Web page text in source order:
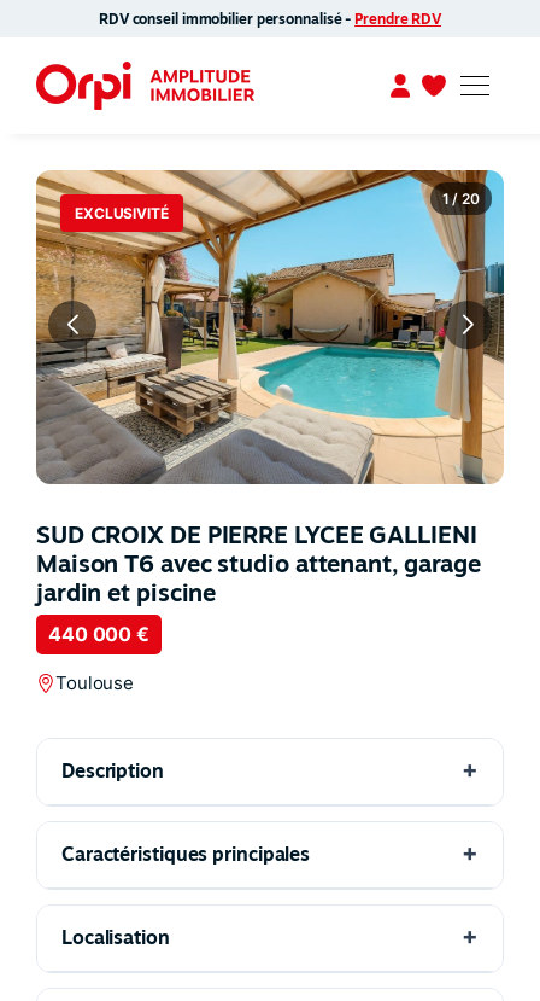
RDV conseil immobilier personnalisé - Prendre RDV
EXCLUSIVITÉ
1 / 20
SUD CROIX DE PIERRE LYCEE GALLIENI
Maison T6 avec studio attenant, garage
jardin et piscine
440 000 €
Toulouse
Description
Caractéristiques principales
Localisation